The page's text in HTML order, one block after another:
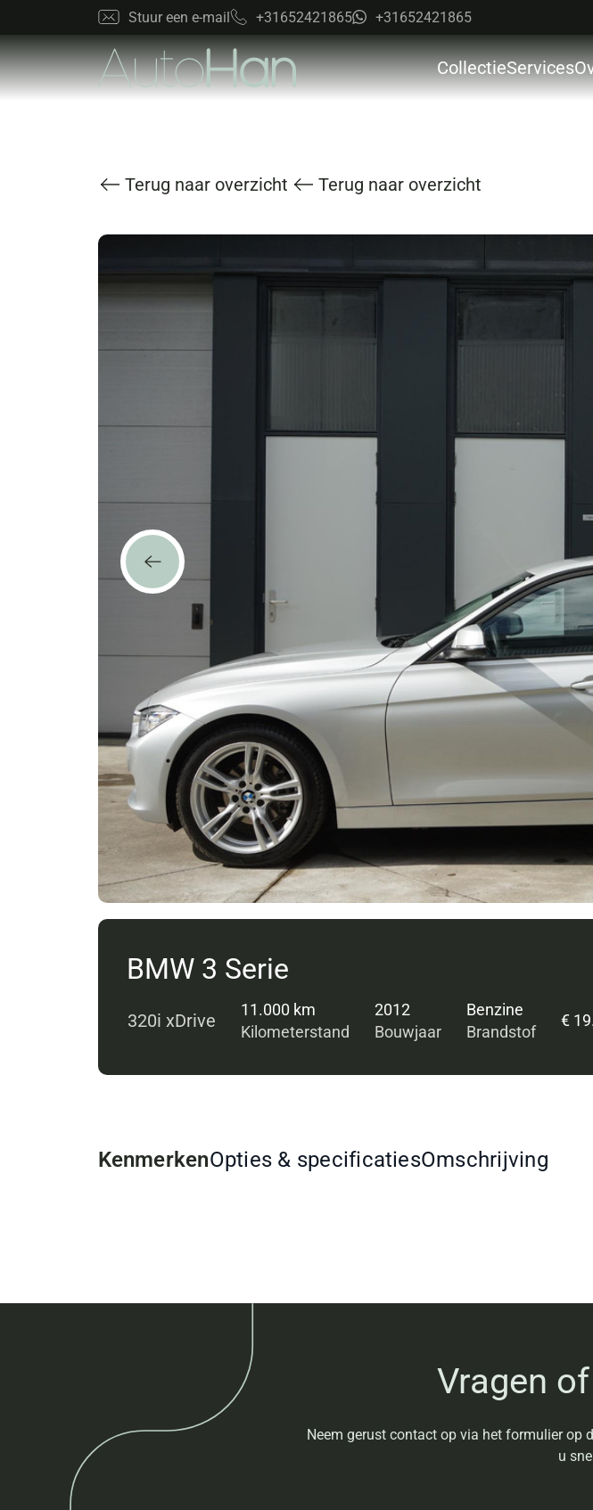
Stuur een e-mail +31652421865 +31652421865
CollectieServices
Terug naar overzicht Terug naar overzicht
BMW 3 Serie
320i xDrive
11.000 km
Kilometerstand
2012
Bouwjaar
Benzine
Brandstof
€
KenmerkenOpties & specificatiesOmschrijving
Vragen
Neem gerust contact op via het formulier op
u